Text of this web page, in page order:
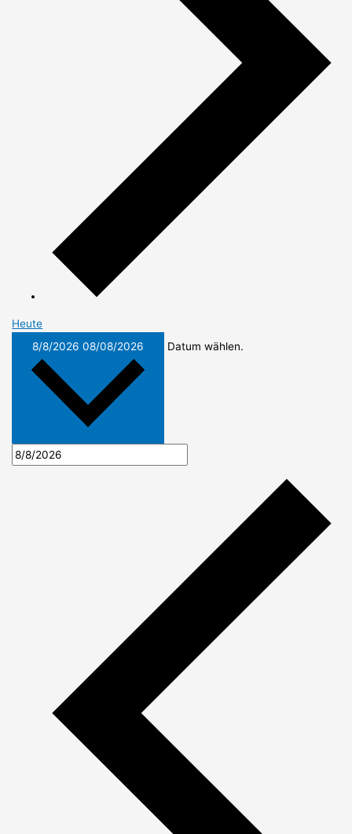
Heute
8/8/202608/08/2026 Datum wählen.